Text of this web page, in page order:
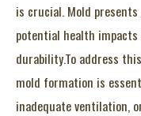
is crucial. Mold
potential health impacts
durability.To address
mold formation is
inadequate ventilation,